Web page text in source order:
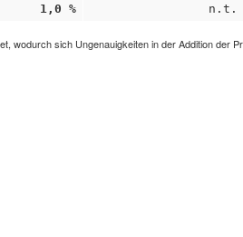
1,0 % n.t.
wodurch sich Ungenauigkeiten in der Addition der